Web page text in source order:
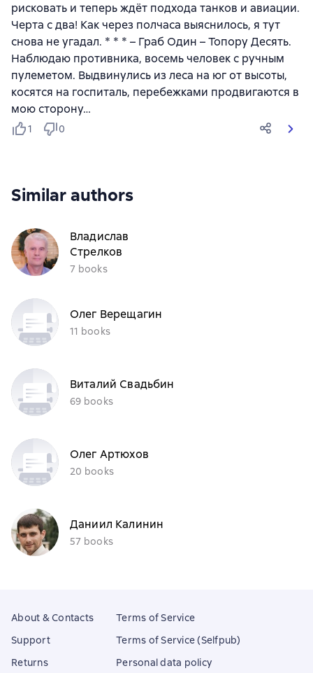
рисковать и теперь ждёт подхода танков и авиации.
Черта с два! Как через полчаса выяснилось, я тут
снова не угадал. * * * – Граб Один – Топору Десять.
Наблюдаю противника, восемь человек с ручным
пулеметом. Выдвинулись из леса на юг от высоты,
косятся на госпиталь, перебежками продвигаются в
мою сторону…
1 0
Similar authors
Владислав
Стрелков
7 books
Олег Верещагин
11 books
Виталий Свадьбин
69 books
Олег Артюхов
20 books
Даниил Калинин
57 books
About & Contacts
Support
Returns
Terms of Service
Terms of Service (Selfpub)
Personal data policy